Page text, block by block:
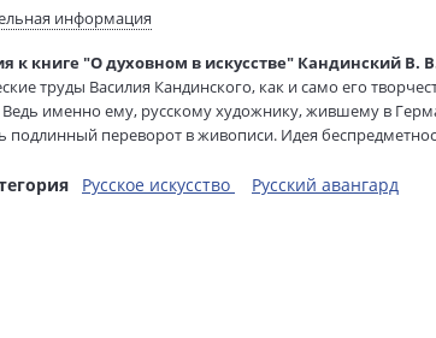
16+
Мягкая обложка
мм
180x115x20
информация
к книге "О духовном в искусстве" Кандинский В.
труды Василия Кандинского, как и само его
Ведь именно ему, русскому художнику, жившему в
подлинный переворот в живописи. Идея
это была моя собственная картина,
Русское искусство Русский авангард